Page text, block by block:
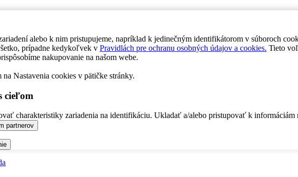
alebo k nim pristupujeme, napríklad k jedinečným identifikátorom v súboroch
prípadne kedykoľvek v Pravidlách pre ochranu osobných údajov a cookies. Tieto
nakupovanie na našom webe.
Nastavenia cookies v pätičke stránky.
cieľom
charakteristiky zariadenia na identifikáciu. Ukladať a/alebo pristupovať k informáciám
partnerov